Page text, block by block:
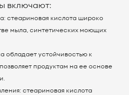
включают:
стеариновая кислота широко
мыла, синтетических моющих
обладает устойчивостью к
продуктам на ее основе
стеариновая кислота